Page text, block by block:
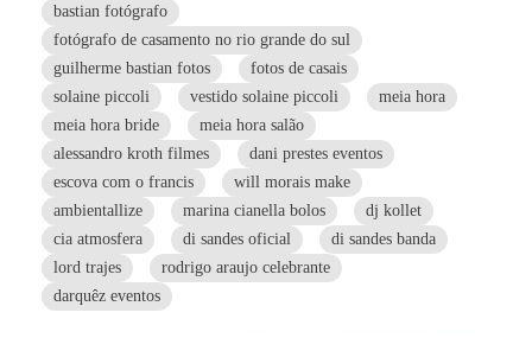
bastian fotógrafo
fotógrafo de casamento no rio grande do sul
guilherme bastian fotos
fotos de casais
solaine piccoli
vestido solaine piccoli
meia hora
meia hora bride
meia hora salão
alessandro kroth filmes
dani prestes eventos
escova com o francis
will morais make
ambientallize
marina cianella bolos
dj kollet
cia atmosfera
di sandes oficial
di sandes banda
lord trajes
rodrigo araujo celebrante
darquêz eventos